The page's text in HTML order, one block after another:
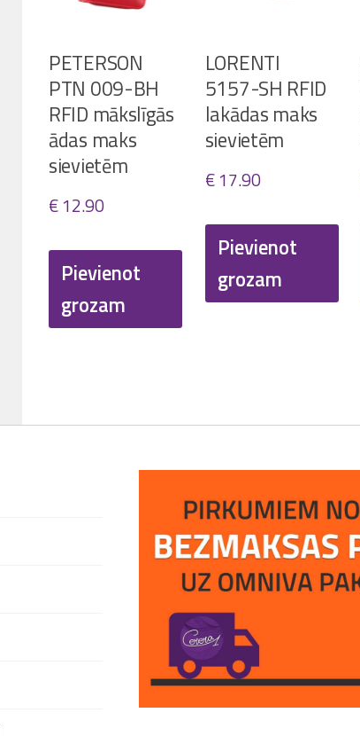
PETERSON
PTN 009-BH
RFID mākslīgās
ādas maks
sievietēm
€ 12.90
Pievienot
grozam
LORENTI
5157-SH RFID
lakādas maks
sievietēm
€17.90
Pievienot
grozam